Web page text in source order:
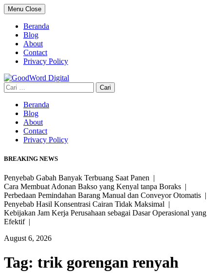
Skip
to
content
Menu Close
Beranda
Blog
About
Contact
Privacy Policy
Cari
untuk:
Beranda
Blog
About
Contact
Privacy Policy
BREAKING NEWS
Penyebab Gabah Banyak Terbuang Saat Panen |
Cara Membuat Adonan Bakso yang Kenyal tanpa Boraks |
Perbedaan Pemindahan Barang Manual dan Conveyor Otomatis |
Penyebab Hasil Konsentrasi Cairan Tidak Maksimal |
Kebijakan Jam Kerja Perusahaan sebagai Dasar Operasional yang
Efektif |
August 6, 2026
Tag: trik gorengan renyah